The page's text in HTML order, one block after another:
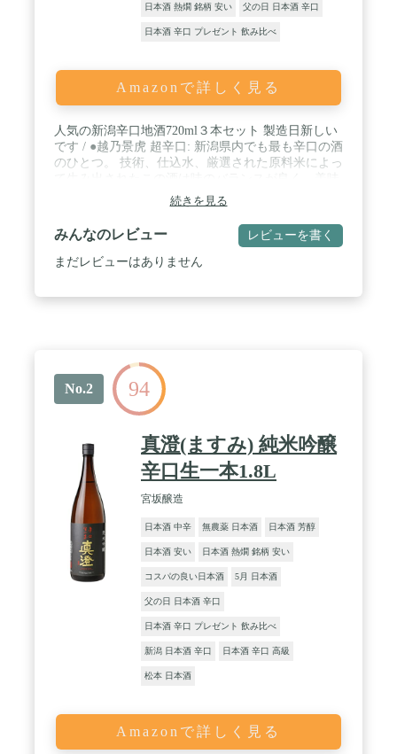
日本酒 熱燗 銘柄 安い 父の日 日本酒 辛口
日本酒 辛口 プレゼント 飲み比べ
Amazonで詳しく見る
人気の新潟辛口地酒720ml３本セット 製造日新しい
です / ●越乃景虎 超辛口: 新潟県内でも最も辛口の酒
のひとつ。 技術、仕込水、厳選された原料米によっ
しく飲めます。 / ●久保田 千寿: 「食事と楽しむ吟醸
酒」を目指し、香りは穏やかに、飲み飽きしない味
わいに仕上げました。 口当りが柔らかく、冷やはも
ちろん、お燗にも適した吟醸酒です。 / ●越乃丹誠
超辛口: 当店オリジナル商品「越乃丹誠（こしのた
続きを見る
みんなのレビュー レビューを書く
まだレビューはありません
No.2 94
真澄(ますみ) 純米吟醸
辛口生一本1.8L
宮坂醸造
日本酒 中辛 無農薬 日本酒 日本酒 芳醇
日本酒 安い 日本酒 熱燗 銘柄 安い
コスパの良い日本酒 5月 日本酒
父の日 日本酒 辛口
日本酒 辛口 プレゼント 飲み比べ
新潟 日本酒 辛口 日本酒 辛口 高級
松本 日本酒
Amazonで詳しく見る